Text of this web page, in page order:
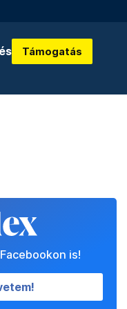
Támogatás
is!